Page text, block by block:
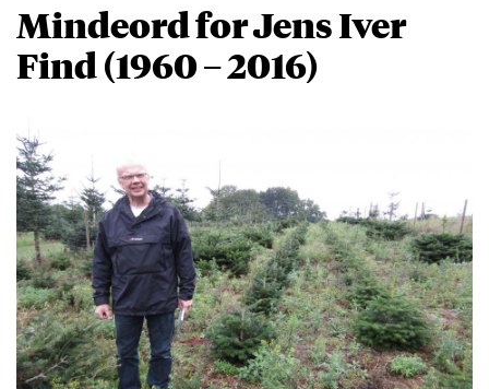
Mindeord for Jens Iver
Find (1960 – 2016)